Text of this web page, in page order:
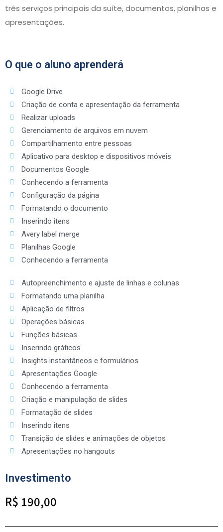
três serviços principais da suíte, documentos, planilhas e
apresentações.
O que o aluno aprenderá
Google Drive
Criação de conta e apresentação da ferramenta
Realizar uploads
Gerenciamento de arquivos em nuvem
Compartilhamento entre pessoas
Aplicativo para desktop e dispositivos móveis
Documentos Google
Conhecendo a ferramenta
Configuração da página
Formatando o documento
Inserindo itens
Avery label merge
Planilhas Google
Conhecendo a ferramenta
Autopreenchimento e ajuste de linhas e colunas
Formatando uma planilha
Aplicação de filtros
Operações básicas
Funções básicas
Inserindo gráficos
Insights instantâneos e formulários
Apresentações Google
Conhecendo a ferramenta
Criação e manipulação de slides
Formatação de slides
Inserindo itens
Transição de slides e animações de objetos
Apresentações no hangouts
Investimento
R$ 190,00